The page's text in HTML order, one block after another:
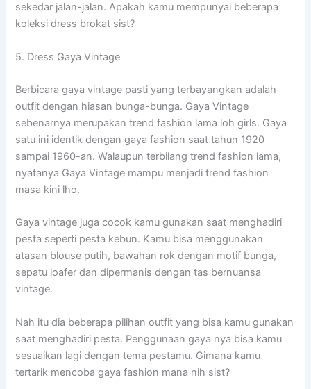
sekedar jalan-jalan. Apakah kamu mempunyai beberapa
koleksi dress brokat sist?
5. Dress Gaya Vintage
Berbicara gaya vintage pasti yang terbayangkan adalah
outfit dengan hiasan bunga-bunga. Gaya Vintage
sebenarnya merupakan trend fashion lama loh girls. Gaya
satu ini identik dengan gaya fashion saat tahun 1920
sampai 1960-an. Walaupun terbilang trend fashion lama,
nyatanya Gaya Vintage mampu menjadi trend fashion
masa kini lho.
Gaya vintage juga cocok kamu gunakan saat menghadiri
pesta seperti pesta kebun. Kamu bisa menggunakan
atasan blouse putih, bawahan rok dengan motif bunga,
sepatu loafer dan dipermanis dengan tas bernuansa
vintage.
Nah itu dia beberapa pilihan outfit yang bisa kamu gunakan
saat menghadiri pesta. Penggunaan gaya nya bisa kamu
sesuaikan lagi dengan tema pestamu. Gimana kamu
tertarik mencoba gaya fashion mana nih sist?